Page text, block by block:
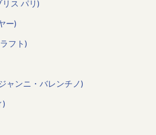
リス パリ)
ー)
フト)
ャンニ・バレンチノ)
)